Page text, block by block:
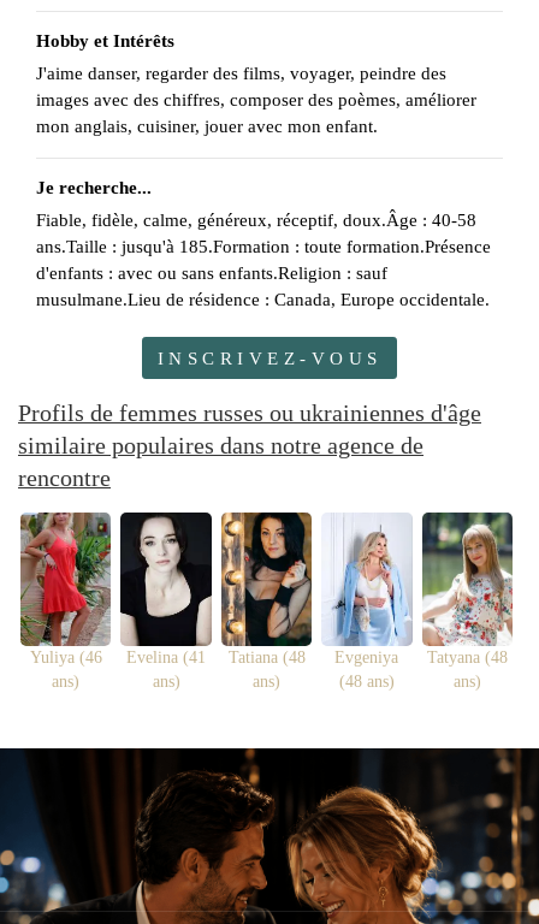
Hobby et Intérêts
J'aime danser, regarder des films, voyager, peindre des
images avec des chiffres, composer des poèmes, améliorer
mon anglais, cuisiner, jouer avec mon enfant.
Je recherche...
Fiable, fidèle, calme, généreux, réceptif, doux.Âge : 40-58
ans.Taille : jusqu'à 185.Formation : toute formation.Présence
d'enfants : avec ou sans enfants.Religion : sauf
musulmane.Lieu de résidence : Canada, Europe occidentale.
INSCRIVEZ-VOUS
Profils de femmes russes ou ukrainiennes d'âge
similaire populaires dans notre agence de
rencontre
Yuliya (46
ans)
Evelina (41
ans)
Tatiana (48
ans)
Evgeniya
(48 ans)
Tatyana (48
ans)